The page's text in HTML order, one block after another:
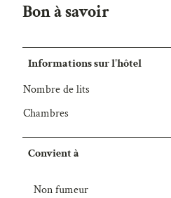
Bon à savoir
Informations sur l'hôtel
Nombre de lits
Chambres
Convient à
Non fumeur